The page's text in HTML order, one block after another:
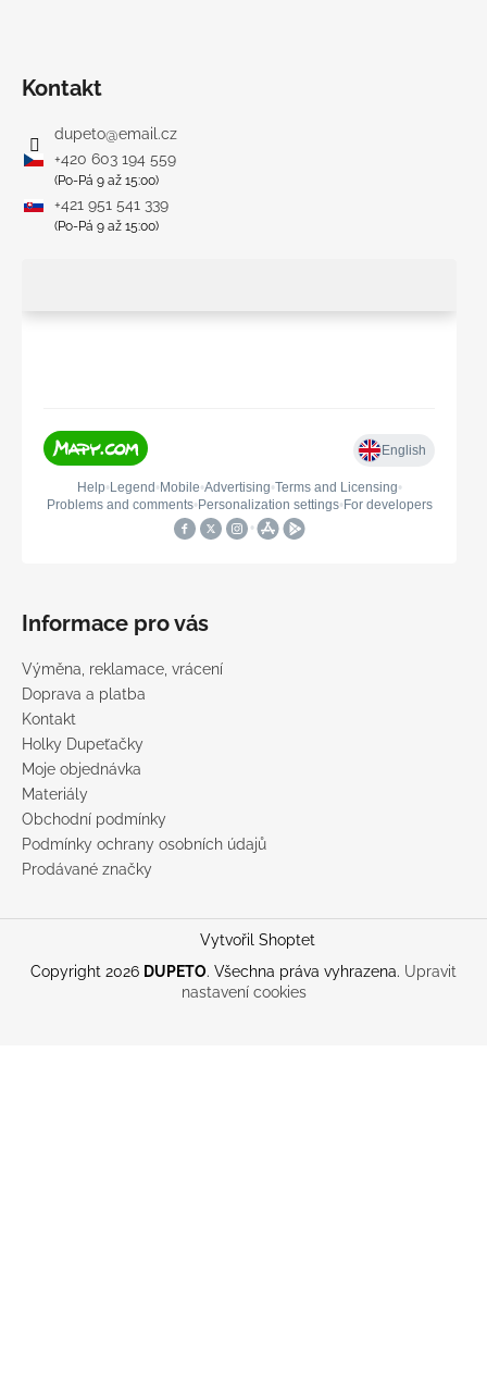
Kontakt
dupeto@email.cz
+420 603 194 559
(Po-Pá 9 až 15:00)
+421 951 541 339
(Po-Pá 9 až 15:00)
Informace pro vás
Výměna, reklamace, vrácení
Doprava a platba
Kontakt
Holky Dupeťačky
Moje objednávka
Materiály
Obchodní podmínky
Podmínky ochrany osobních údajů
Prodávané značky
Vytvořil Shoptet
Copyright 2026 DUPETO. Všechna práva vyhrazena. Upravit
nastavení cookies